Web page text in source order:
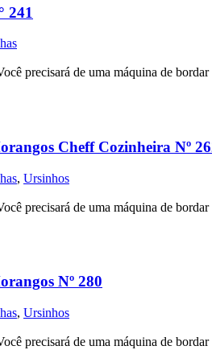
241
precisará de uma máquina de
Cheff Cozinheira Nº
, Ursinhos
precisará de uma máquina de
Nº 280
, Ursinhos
precisará de uma máquina de